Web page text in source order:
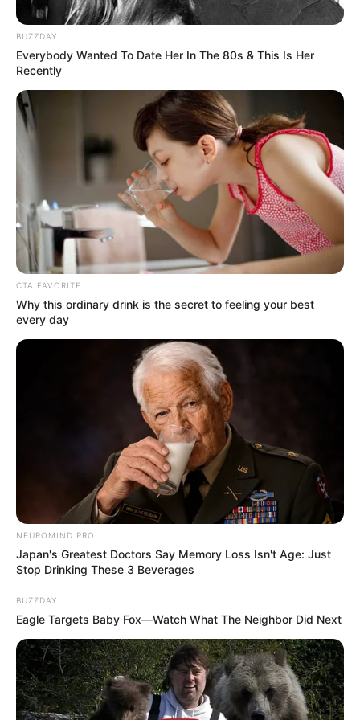
Posted
in
Friss hírek
Magyar Péter ismét
VIP‑páholyban bulizott
bySzerző
BUZZDAY
Everybody Wanted To Date Her In The 80s & This Is Her
Recently
CTA FAVORITE
Why this ordinary drink is the secret to feeling your best
every day
NEUROMIND PRO
Japan's Greatest Doctors Say Memory Loss Isn't Age: Just
Stop Drinking These 3 Beverages
BUZZDAY
Eagle Targets Baby Fox—Watch What The Neighbor Did Next